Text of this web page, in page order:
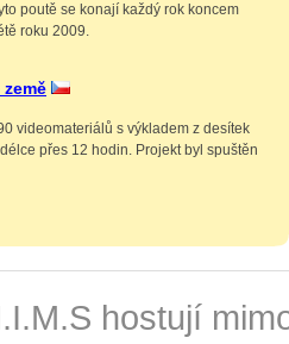
poutě se konají každý rok koncem
roku 2009.
videomateriálů s výkladem z desítek
přes 12 hodin. Projekt byl spuštěn
hostují